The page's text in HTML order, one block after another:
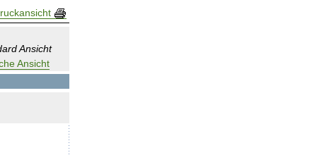
Ansicht
Ansicht